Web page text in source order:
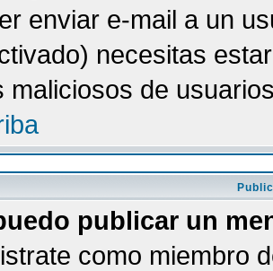
enviar e-mail a un
necesitas
maliciosos de
publicar un
como miembro